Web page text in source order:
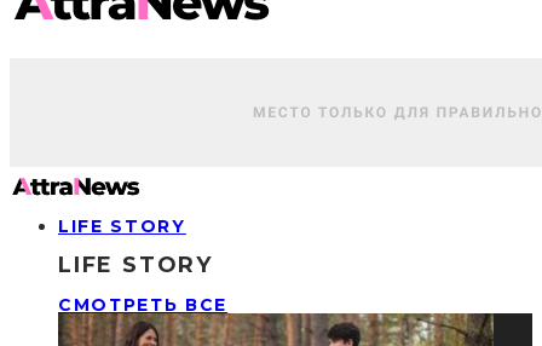
LIFE STORY
LIFE STORY
СМОТРЕТЬ ВСЕ